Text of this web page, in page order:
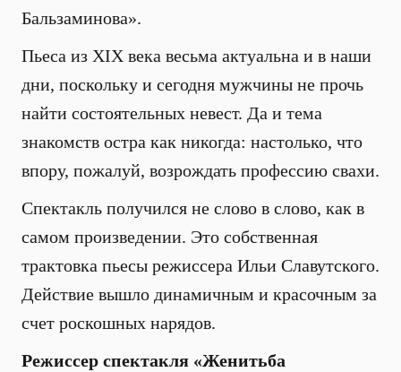
Бальзаминова».
Пьеса из XIX века весьма актуальна и в наши
дни, поскольку и сегодня мужчины не прочь
найти состоятельных невест. Да и тема
знакомств остра как никогда: настолько, что
впору, пожалуй, возрождать профессию свахи.
Спектакль получился не слово в слово, как в
самом произведении. Это собственная
трактовка пьесы режиссера Ильи Славутского.
Действие вышло динамичным и красочным за
счет роскошных нарядов.
Режиссер спектакля «Женитьба